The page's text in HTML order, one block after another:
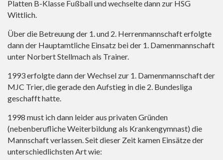
Platten B-Klasse Fußball und wechselte dann zur HSG
Wittlich.
Über die Betreuung der 1. und 2. Herrenmannschaft erfolgte
dann der Hauptamtliche Einsatz bei der 1. Damenmannschaft
unter Norbert Stellmach als Trainer.
1993 erfolgte dann der Wechsel zur 1. Damenmannschaft der
MJC Trier, die gerade den Aufstieg in die 2. Bundesliga
geschafft hatte.
1998 must ich dann leider aus privaten Gründen
(nebenberufliche Weiterbildung als Krankengymnast) die
Mannschaft verlassen. Seit dieser Zeit kamen Einsätze der
unterschiedlichsten Art wie: